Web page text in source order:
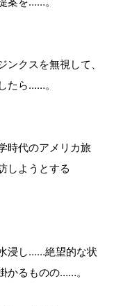
クスを無視して、
たら……。
時代のアメリカ旅
しようとする
浸し……絶望的な状
かるものの……。